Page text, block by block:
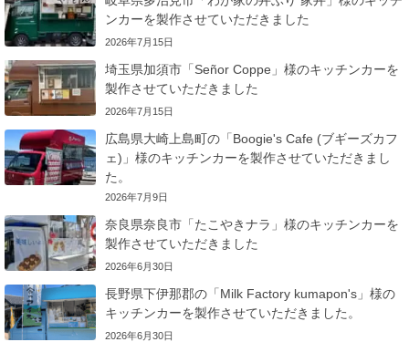
ンカーを製作させていただきました
2026年7月15日
埼玉県加須市「Señor Coppe」様のキッチンカーを
製作させていただきました
2026年7月15日
広島県大崎上島町の「Boogie's Cafe (ブギーズカフ
ェ)」様のキッチンカーを製作させていただきまし
た。
2026年7月9日
奈良県奈良市「たこやきナラ」様のキッチンカーを
製作させていただきました
2026年6月30日
長野県下伊那郡の「Milk Factory kumapon's」様の
キッチンカーを製作させていただきました。
2026年6月30日